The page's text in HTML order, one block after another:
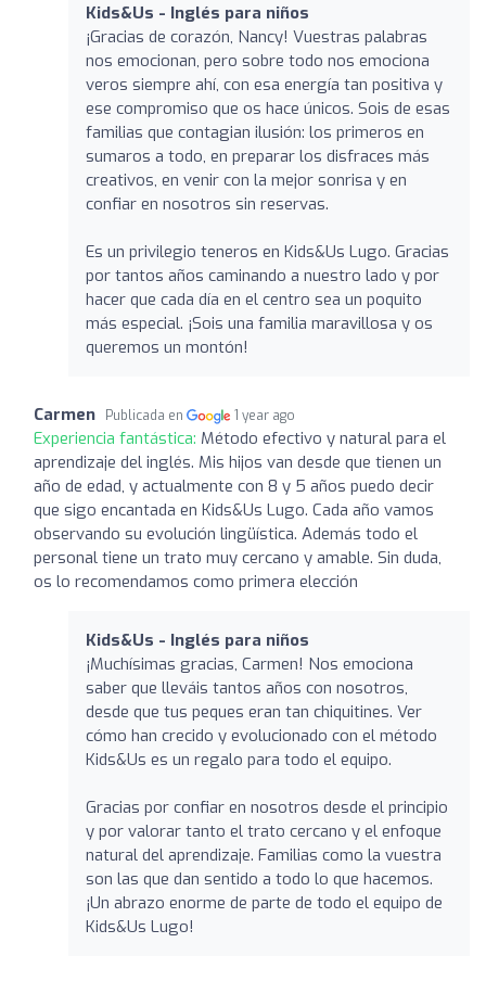
Kids&Us - Inglés para niños
¡Gracias de corazón, Nancy! Vuestras palabras
nos emocionan, pero sobre todo nos emociona
veros siempre ahí, con esa energía tan positiva y
ese compromiso que os hace únicos. Sois de esas
familias que contagian ilusión: los primeros en
sumaros a todo, en preparar los disfraces más
creativos, en venir con la mejor sonrisa y en
confiar en nosotros sin reservas.
Es un privilegio teneros en Kids&Us Lugo. Gracias
por tantos años caminando a nuestro lado y por
hacer que cada día en el centro sea un poquito
más especial. ¡Sois una familia maravillosa y os
queremos un montón!
Carmen Publicada en 1 year ago
Experiencia fantástica: Método efectivo y natural para el
aprendizaje del inglés. Mis hijos van desde que tienen un
año de edad, y actualmente con 8 y 5 años puedo decir
que sigo encantada en Kids&Us Lugo. Cada año vamos
observando su evolución lingüística. Además todo el
personal tiene un trato muy cercano y amable. Sin duda,
os lo recomendamos como primera elección
Kids&Us - Inglés para niños
¡Muchísimas gracias, Carmen! Nos emociona
saber que lleváis tantos años con nosotros,
desde que tus peques eran tan chiquitines. Ver
cómo han crecido y evolucionado con el método
Kids&Us es un regalo para todo el equipo.
Gracias por confiar en nosotros desde el principio
y por valorar tanto el trato cercano y el enfoque
natural del aprendizaje. Familias como la vuestra
son las que dan sentido a todo lo que hacemos.
¡Un abrazo enorme de parte de todo el equipo de
Kids&Us Lugo!